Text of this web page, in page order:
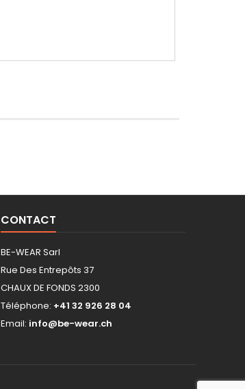
CONTACT
BE-WEAR Sarl
Rue Des Entrepôts 37
CHAUX DE FONDS 2300
Téléphone: +41 32 926 28 04
Email: info@be-wear.ch